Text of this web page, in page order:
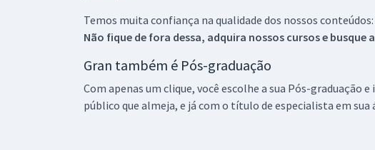
Temos muita confiança na qualidade dos nossos
Não fique de fora dessa, adquira nossos cursos e
Gran também é Pós-graduação
Com apenas um clique, você escolhe a sua Pós-graduação
público que almeja, e já com o título de especialista em sua